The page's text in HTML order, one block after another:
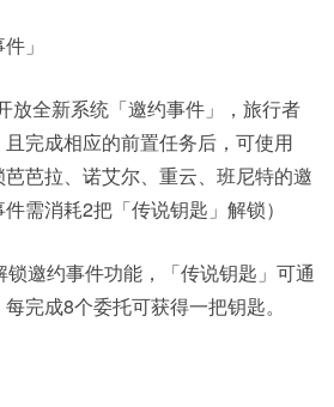
」
全新系统「邀约事件」，旅行者
完成相应的前置任务后，可使用
芭芭拉、诺艾尔、重云、班尼特的邀
需消耗2把「传说钥匙」解锁）
邀约事件功能，「传说钥匙」可通
完成8个委托可获得一把钥匙。